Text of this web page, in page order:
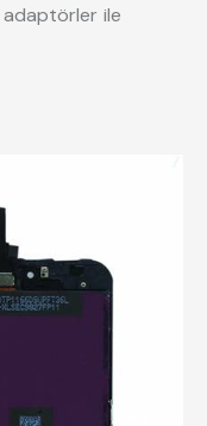
adaptörler ile